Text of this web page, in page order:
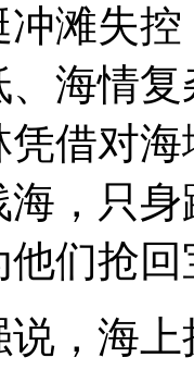
滩失
海情
借对
，只
们抢
海上